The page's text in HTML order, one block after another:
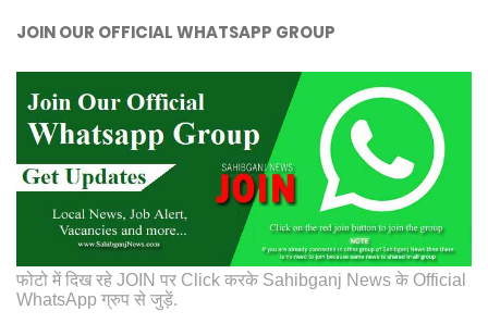
JOIN OUR OFFICIAL WHATSAPP GROUP
फोटो में दिख रहे JOIN पर Click करके Sahibganj News के Official
WhatsApp ग्रुप से जुड़ें.